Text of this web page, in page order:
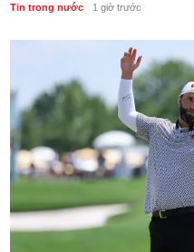
Tin trong nước 1 giờ trước